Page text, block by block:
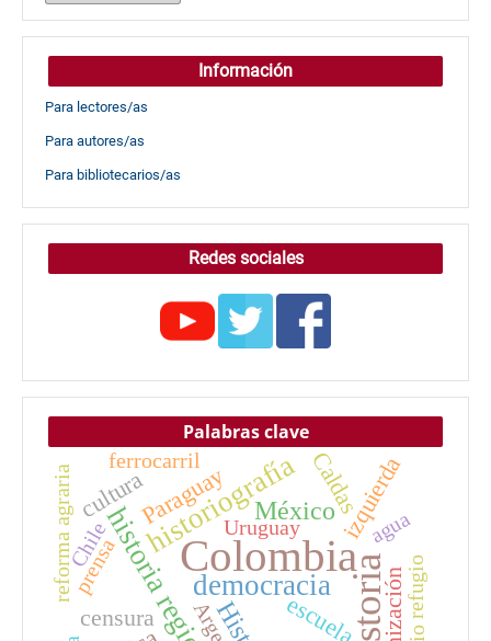
Información
Para lectores/as
Para autores/as
Para bibliotecarios/as
Redes sociales
Palabras clave
Colombiahistoria
historiografía
historia regionaldemocracia
México
Paraguay
censura
izquierda
cultura
escuela
Caldas
reforma agraria
ferrocarril
Chile Uruguay
prensa
agua
refugio